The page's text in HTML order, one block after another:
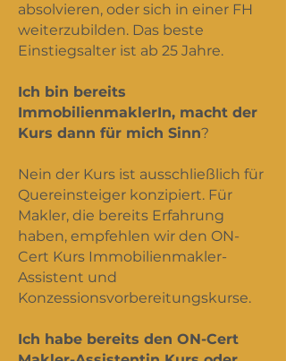
absolvieren, oder sich in einer FH
weiterzubilden. Das beste
Einstiegsalter ist ab 25 Jahre.
Ich bin bereits
ImmobilienmaklerIn, macht der
Kurs dann für mich Sinn?
Nein der Kurs ist ausschließlich für
Quereinsteiger konzipiert. Für
Makler, die bereits Erfahrung
haben, empfehlen wir den ON-
Cert Kurs Immobilienmakler-
Assistent und
Konzessionsvorbereitungskurse.
Ich habe bereits den ON-Cert